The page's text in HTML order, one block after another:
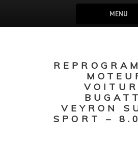
MENU
VEYRON
SPORT –